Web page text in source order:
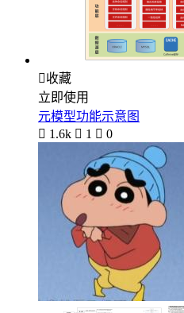
收藏
立即使用
元模型功能示意图
 1.6k  1  0